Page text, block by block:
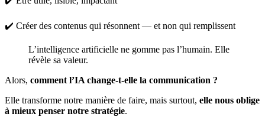
✔️ Créer des contenus qui résonnent — et non qui remplissent
L’intelligence artificielle ne gomme pas l’humain. Elle
révèle sa valeur.
Alors, comment l’IA change-t-elle la communication ?
Elle transforme notre manière de faire, mais surtout, elle nous oblige
à mieux penser notre stratégie.